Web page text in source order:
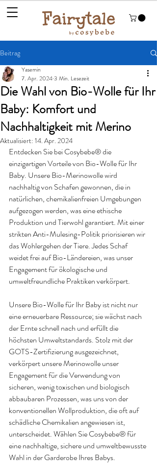
Beitrag
Die Wahl von Bio-Wolle für Ihr
Baby: Komfort und
Nachhaltigkeit mit Merino
Yasemin
7. Apr. 20243 Min. Lesezeit
Aktualisiert: 14. Apr. 2024
Entdecken Sie bei Cosybebe® die
einzigartigen Vorteile von Bio-Wolle für Ihr
Baby. Unsere Bio-Merinowolle wird
nachhaltig von Schafen gewonnen, die in
natürlichen, chemikalienfreien Umgebungen
aufgezogen werden, was eine ethische
Produktion und Tierwohl garantiert. Mit einer
strikten Anti-Mulesing-Politik priorisieren wir
das Wohlergehen der Tiere. Jedes Schaf
weidet frei auf Bio-Ländereien, was unser
Engagement für ökologische und
umweltfreundliche Praktiken verkörpert.
Unsere Bio-Wolle für Ihr Baby ist nicht nur
eine erneuerbare Ressource; sie wächst nach
der Ernte schnell nach und erfüllt die
höchsten Umweltstandards. Stolz mit der
GOTS-Zertifizierung ausgezeichnet,
verkörpert unsere Merinowolle unser
Engagement für die Verwendung von
sicheren, wenig toxischen und biologisch
abbaubaren Prozessen, was uns von der
konventionellen Wollproduktion, die oft auf
schädliche Chemikalien angewiesen ist,
unterscheidet. Wählen Sie Cosybebe® für
eine nachhaltige, sichere und umweltbewusste
Wahl in der Garderobe Ihres Babys.